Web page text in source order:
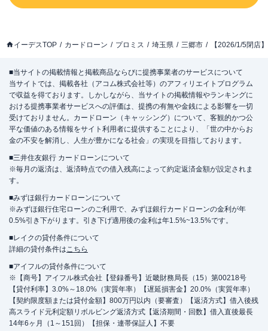
イーデスTOP カードローン プロミス 埼玉県 三郷市 【2026/1/5閉店
■当サイトの掲載情報と掲載商品ならびに提携事業者のサービスについて
当サイトでは、掲載各社（アコム株式会社等）のアフィリエイトプログラム
で収益を得ております。しかしながら、当サイトの掲載情報やランキングに
おける提携事業者サービスへの評価は、提携の有無や金銭による影響を一切
受けておりません。カードローン（キャッシング）について、客観的かつ公
平な価値のある情報をサイト利用者に提供することにより、「世の中からお
金の不安を解消し、人生が豊かになる社会」の実現を目指しております。
■三井住友銀行 カードローンについて
※毎月の返済は、返済時点での借入残高によって約定返済金額が設定されま
す。
■みずほ銀行カードローンについて
※みずほ銀行住宅ローンのご利用で、みずほ銀行カードローンの金利が年
0.5%引き下がります。引き下げ適用後の金利は年1.5%~13.5%です。
■レイクの貸付条件について
詳細の貸付条件はこちら
■アイフルの貸付条件について
※【商号】アイフル株式会社【登録番号】近畿財務局長（15）第00218号
【貸付利率】3.0%～18.0%（実質年率）【遅延損害金】20.0%（実質年率）
【契約限度額または貸付金額】800万円以内（要審査）【返済方式】借入後残
高スライド元利定額リボルビング返済方式【返済期間・回数】借入直後最長
14年6ヶ月（1～151回）【担保・連帯保証人】不要